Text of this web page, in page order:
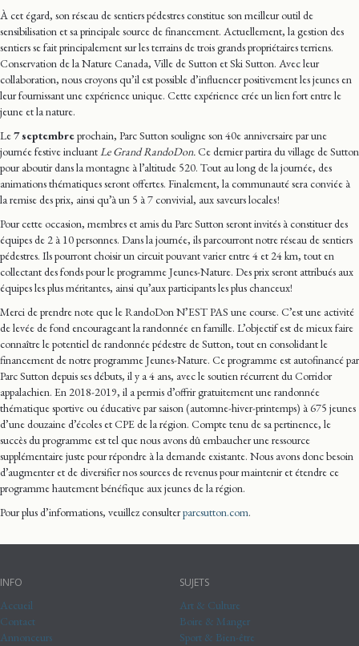
À cet égard, son réseau de sentiers pédestres constitue son meilleur outil de
sensibilisation et sa principale source de financement. Actuellement, la gestion des
sentiers se fait principalement sur les terrains de trois grands propriétaires terriens.
Conservation de la Nature Canada, Ville de Sutton et Ski Sutton. Avec leur
collaboration, nous croyons qu’il est possible d’influencer positivement les jeunes en
leur fournissant une expérience unique. Cette expérience crée un lien fort entre le
jeune et la nature.
Le7 septembreprochain, Parc Sutton souligne son 40e anniversaire par une
journée festive incluantLe Grand RandoDon.Ce dernier partira du village de Sutton
pour aboutir dans la montagne à l’altitude 520. Tout au long de la journée, des
animations thématiques seront offertes. Finalement, la communauté sera conviée à
la remise des prix, ainsi qu’à un 5 à 7 convivial, aux saveurs locales !
Pour cette occasion, membres et amis du Parc Sutton seront invités à constituer des
équipes de 2 à 10 personnes. Dans la journée, ils parcourront notre réseau de sentiers
pédestres. Ils pourront choisir un circuit pouvant varier entre 4 et 24 km, tout en
collectant des fonds pour le programme Jeunes-Nature. Des prix seront attribués aux
équipes les plus méritantes, ainsi qu’aux participants les plus chanceux!
Merci de prendre note que le RandoDon N’EST PAS une course. C’est une activité
de levée de fond encourageant la randonnée en famille. L’objectif est de mieux faire
connaître le potentiel de randonnée pédestre de Sutton, tout en consolidant le
financement de notre programme Jeunes-Nature. Ce programme est autofinancé par
Parc Sutton depuis ses débuts, il y a 4 ans, avec le soutien récurrent du Corridor
appalachien. En 2018-2019, il a permis d’offrir gratuitement une randonnée
thématique sportive ou éducative par saison (automne-hiver-printemps) à 675 jeunes
d’une douzaine d’écoles et CPE de la région. Compte tenu de sa pertinence, le
succès du programme est tel que nous avons dû embaucher une ressource
supplémentaire juste pour répondre à la demande existante. Nous avons donc besoin
d’augmenter et de diversifier nos sources de revenus pour maintenir et étendre ce
programme hautement bénéfique aux jeunes de la région.
Pour plus d’informations, veuillez consulterparcsutton.com.
INFO
Accueil
Contact
Annonceurs
SUJETS
Art & Culture
Boire & Manger
Sport & Bien-être